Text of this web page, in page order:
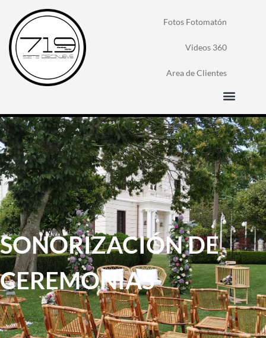
Fotos Fotomatón
Videos 360
Area de Clientes
SONORIZACIÓN DE
CEREMONIAS